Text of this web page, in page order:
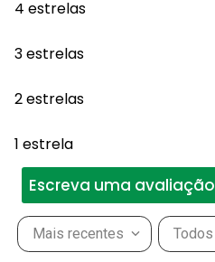
4 estrelas
3 estrelas
2 estrelas
1 estrela
Escreva uma avaliação
Mais recentes Todos